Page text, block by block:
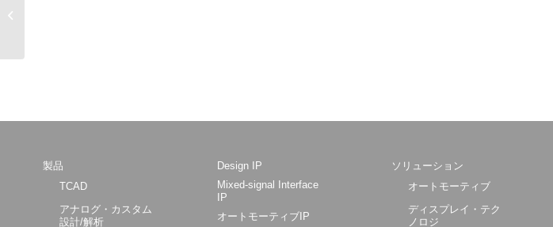
製品
TCAD
アナログ・カスタム
設計/解析
Design IP
Mixed-signal Interface
IP
オートモーティブIP
ソリューション
オートモーティブ
ディスプレイ・テク
ノロジ